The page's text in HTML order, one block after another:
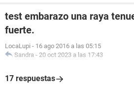
test embarazo una raya
fuerte.
LocaLupi - 16 ago 2016 a las 05:15
Sandra - 20 oct 2023 a las 17:43
17 respuestas